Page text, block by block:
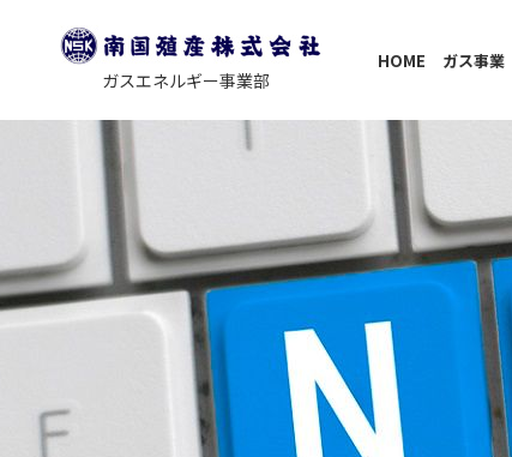
ガスエネルギー事業部
HOME ガス事業
キャンペーン
nangoku-style.
（Web明細）
会社